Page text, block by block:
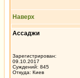
Наверх
Ассаджи
Зарегистрирован:
09.10.2017
Суждений: 845
Откуда: Киев